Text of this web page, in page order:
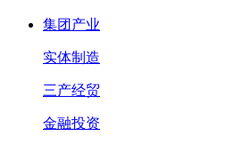
集团产业
实体制造
三产经贸
金融投资